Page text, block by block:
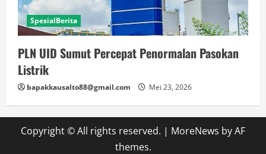
SpesialBerita
PLN UID Sumut Percepat Penormalan Pasokan
Listrik
bapakkausalto88@gmail.com Mei 23, 2026
Copyright © All rights reserved. | MoreNews by AF
themes.